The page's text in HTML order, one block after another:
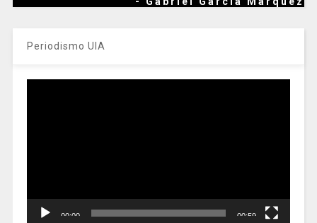
Periodismo UIA
00:00 00:59